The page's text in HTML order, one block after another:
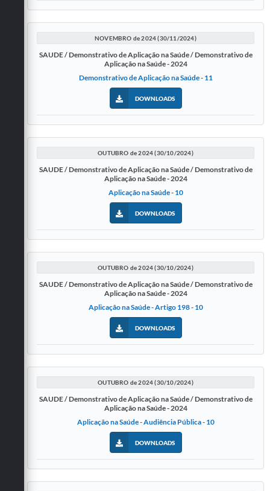
NOVEMBRO de 2024 (30/11/2024)
SAUDE / Demonstrativo de Aplicação na Saúde / Demonstrativo de
Aplicação na Saúde - 2024
Demonstrativo de Aplicação na Saúde - 11
DOWNLOADS
OUTUBRO de 2024 (30/10/2024)
SAUDE / Demonstrativo de Aplicação na Saúde / Demonstrativo de
Aplicação na Saúde - 2024
Aplicação na Saúde - 10
DOWNLOADS
OUTUBRO de 2024 (30/10/2024)
SAUDE / Demonstrativo de Aplicação na Saúde / Demonstrativo de
Aplicação na Saúde - 2024
Aplicação na Saúde - Artigo 198 - 10
DOWNLOADS
OUTUBRO de 2024 (30/10/2024)
SAUDE / Demonstrativo de Aplicação na Saúde / Demonstrativo de
Aplicação na Saúde - 2024
Aplicação na Saúde - Audiência Pública - 10
DOWNLOADS